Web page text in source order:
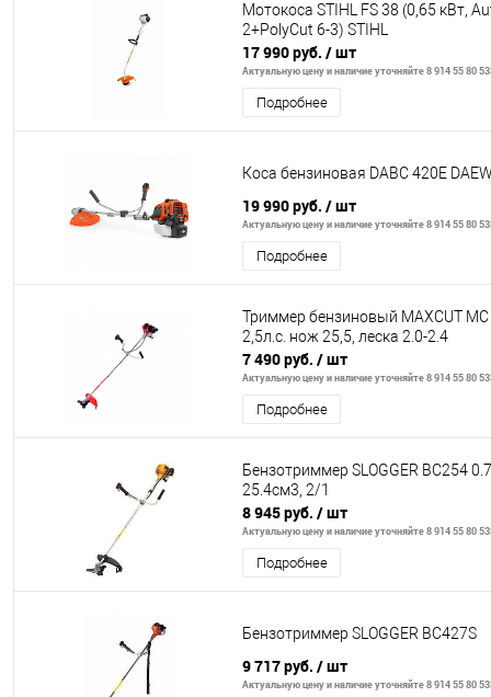
Мотокоса STIHL FS 38 (0,65 кВт,
2+PolyCut 6-3) STIHL
17 990 руб. / шт
Актуальную цену и наличие уточняйте 8 914 55 80
Подробнее
Коса бензиновая DABC 420E
19 990 руб. / шт
Актуальную цену и наличие уточняйте 8 914 55 80
Подробнее
Триммер бензиновый MAXCUT MC
2,5л.с. нож 25,5, леска 2.0-2.4
7 490 руб. / шт
Актуальную цену и наличие уточняйте 8 914 55 80
Подробнее
Бензотриммер SLOGGER BC254
25.4см3, 2/1
8 945 руб. / шт
Актуальную цену и наличие уточняйте 8 914 55 80
Подробнее
Бензотриммер SLOGGER BC427S
9 717 руб. / шт
Актуальную цену и наличие уточняйте 8 914 55 80